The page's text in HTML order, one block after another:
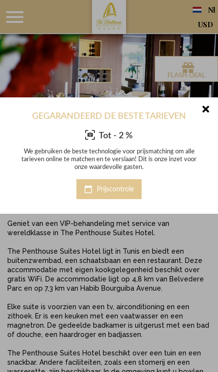
FLASH-DEAL
GEGARANDEERD DE BESTE TARIEVEN
Tot - 2 %
We gebruiken de beste technologie voor prijsmatching om alle
tarieven online te matchen en te verslaan! Dit is onze inzet voor
onze waardevolle gasten.
Prijscontrole
Nl
USD
The Penthouse Suites Hotel
Geniet van een VIP-behandeling met service van
wereldklasse in The Penthouse Suites Hotel.
The Penthouse Suites Hotel ligt in Tunis en biedt een
buitenzwembad, een schaatsbaan en een restaurant. Deze
accommodatie met eigen kookgelegenheid beschikt over
gratis WiFi. De accommodatie ligt op 4,8 km van Belvedere
Parc en op 7,3 km van Habib Bourguiba Avenue.
Elke suite is voorzien van een tv, airconditioning en een
zithoek. Er is een keuken met een vaatwasser en een
magnetron. De gedeelde badkamer is uitgerust met een bad
of douche, een haardroger en badjassen.
The Penthouse Suites Hotel beschikt over een tuin en een
snackbar. Andere faciliteiten, zoals een stomerij en een